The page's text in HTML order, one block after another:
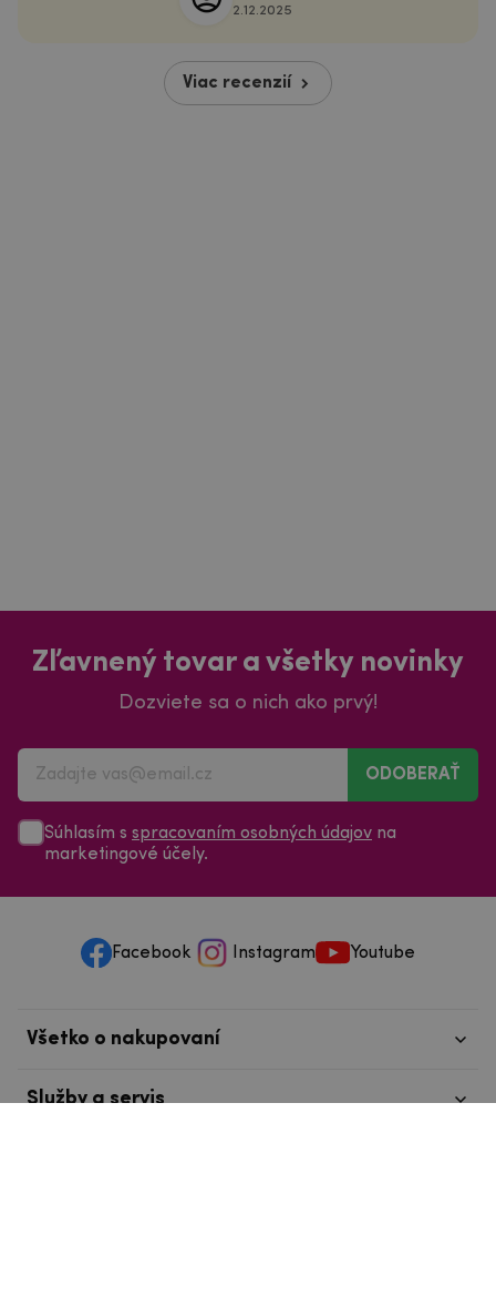
2.12.2025
Viac recenzií
Zľavnený tovar a všetky novinky
Dozviete sa o nich ako prvý!
ODOBERAŤ
Súhlasím s spracovaním osobných údajov na
marketingové účely.
Facebook Instagram Youtube
Všetko o nakupovaní
Služby a servis